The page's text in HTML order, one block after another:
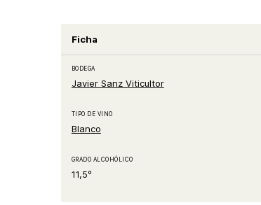
Ficha
BODEGA
Javier Sanz Viticultor
TIPO DE VINO
Blanco
GRADO ALCOHÓLICO
11,5º